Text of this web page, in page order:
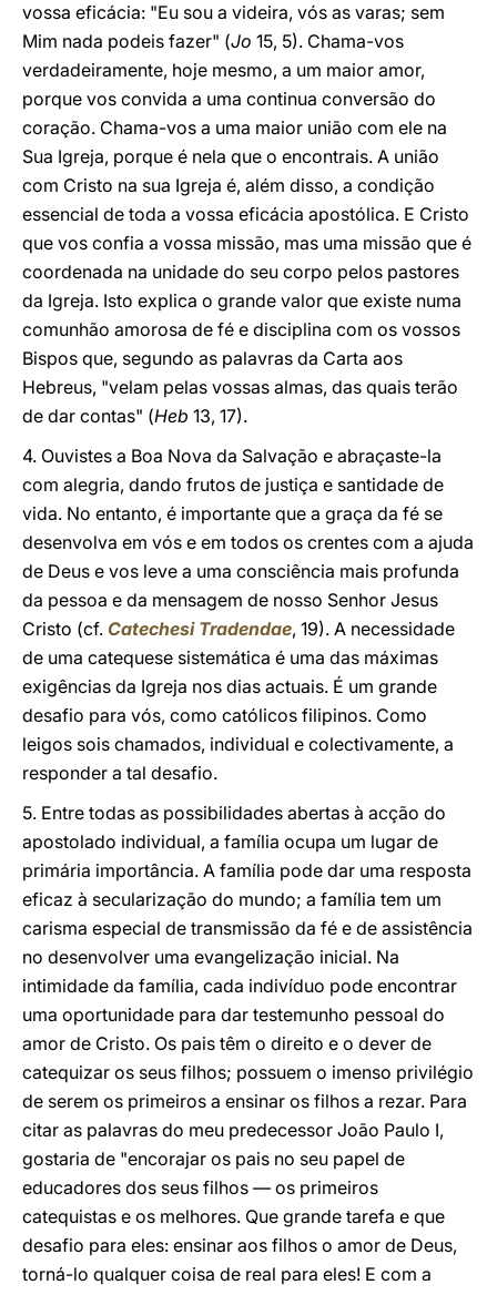
vossa eficácia: "Eu sou a videira, vós as varas; sem
Mim nada podeis fazer" (Jo 15, 5). Chama-vos
verdadeiramente, hoje mesmo, a um maior amor,
porque vos convida a uma continua conversão do
coração. Chama-vos a uma maior união com ele na
Sua Igreja, porque é nela que o encontrais. A união
com Cristo na sua Igreja é, além disso, a condição
essencial de toda a vossa eficácia apostólica. E Cristo
que vos confia a vossa missão, mas uma missão que é
coordenada na unidade do seu corpo pelos pastores
da Igreja. Isto explica o grande valor que existe numa
comunhão amorosa de fé e disciplina com os vossos
Bispos que, segundo as palavras da Carta aos
Hebreus, "velam pelas vossas almas, das quais terão
de dar contas" (Heb 13, 17).
4. Ouvistes a Boa Nova da Salvação e abraçaste-la
com alegria, dando frutos de justiça e santidade de
vida. No entanto, é importante que a graça da fé se
desenvolva em vós e em todos os crentes com a ajuda
de Deus e vos leve a uma consciência mais profunda
da pessoa e da mensagem de nosso Senhor Jesus
Cristo (cf. Catechesi Tradendae, 19). A necessidade
de uma catequese sistemática é uma das máximas
exigências da Igreja nos dias actuais. É um grande
desafio para vós, como católicos filipinos. Como
leigos sois chamados, individual e colectivamente, a
responder a tal desafio.
5. Entre todas as possibilidades abertas à acção do
apostolado individual, a família ocupa um lugar de
primária importância. A família pode dar uma resposta
eficaz à secularização do mundo; a família tem um
carisma especial de transmissão da fé e de assistência
no desenvolver uma evangelização inicial. Na
intimidade da família, cada indivíduo pode encontrar
uma oportunidade para dar testemunho pessoal do
amor de Cristo. Os pais têm o direito e o dever de
catequizar os seus filhos; possuem o imenso privilégio
de serem os primeiros a ensinar os filhos a rezar. Para
citar as palavras do meu predecessor João Paulo I,
gostaria de "encorajar os pais no seu papel de
educadores dos seus filhos — os primeiros
catequistas e os melhores. Que grande tarefa e que
desafio para eles: ensinar aos filhos o amor de Deus,
torná-lo qualquer coisa de real para eles! E com a